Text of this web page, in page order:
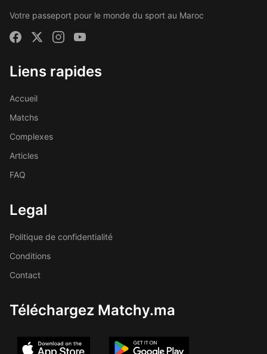
Votre passeport pour le monde du sport au Maroc
Liens rapides
Accueil
Matchs
Complexes
Articles
FAQ
Legal
Politique de confidentialité
Conditions
Contact
Téléchargez Matchy.ma